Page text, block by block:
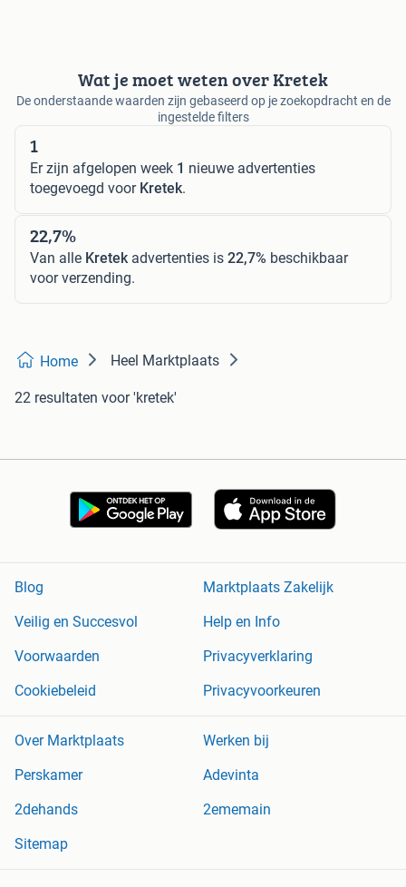
Wat je moet weten over Kretek
De onderstaande waarden zijn gebaseerd op je zoekopdracht en de
ingestelde filters
1
Er zijn afgelopen week 1 nieuwe advertenties
toegevoegd voor Kretek.
22,7%
Van alle Kretekadvertenties is 22,7% beschikbaar
voor verzending.
Home Heel Marktplaats
22 resultaten voor 'kretek'
Blog
Marktplaats Zakelijk
Veilig en Succesvol
Help en Info
Voorwaarden
Privacyverklaring
Cookiebeleid
Privacyvoorkeuren
Over Marktplaats
Werken bij
Perskamer
Adevinta
2dehands
2ememain
Sitemap